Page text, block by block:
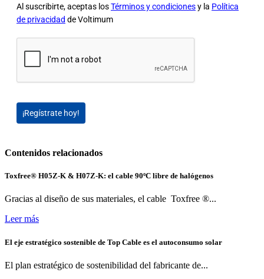
Al suscribirte, aceptas losTérminos y condicionesy la Política
de privacidad de Voltimum
¡Regístrate hoy!
Contenidos relacionados
Toxfree® H05Z-K & H07Z-K: el cable 90ºC libre de halógenos
Gracias al diseño de sus materiales, el cable Toxfree ®...
Leer más
El eje estratégico sostenible de Top Cable es el autoconsumo solar
El plan estratégico de sostenibilidad del fabricante de...